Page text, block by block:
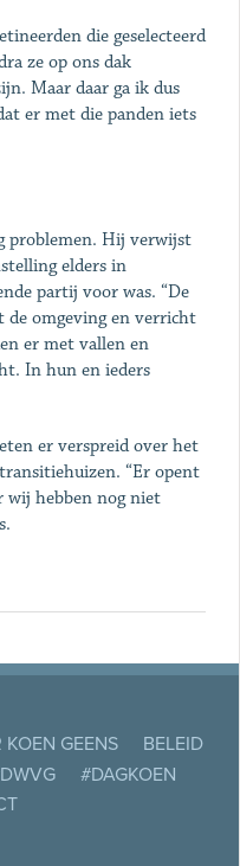
die geselecteerd
ze op ons dak
Maar daar ga ik dus
er met die panden iets
problemen. Hij verwijst
elders in
partij voor was. “De
de omgeving en verricht
er met vallen en
In hun en ieders
er verspreid over het
“Er opent
wij hebben nog niet
KOEN GEENS
BELEID
#DAGKOEN